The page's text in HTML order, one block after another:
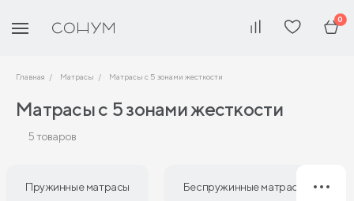
0
Главная Матрасы Матрасы с 5 зонами жесткости
Матрасы с 5 зонами жесткости
5 товаров
Пружинные матрасы Беспружинные матрасы